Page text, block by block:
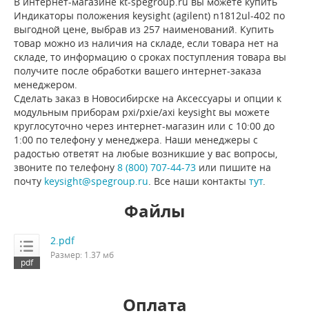
Индикаторы положения keysight (agilent) n1812ul-402 по
выгодной цене, выбрав из 257 наименований. Купить
товар можно из наличия на складе, если товара нет на
складе, то информацию о сроках поступления товара вы
получите после обработки вашего интернет-заказа
менеджером.
Сделать заказ в Новосибирске на Аксессуары и опции к
модульным приборам pxi/pxie/axi keysight вы можете
круглосуточно через интернет-магазин или с 10:00 до
1:00 по телефону у менеджера. Наши менеджеры с
радостью ответят на любые возникшие у вас вопросы,
звоните по телефону 8 (800) 707-44-73 или пишите на
почту keysight@spegroup.ru. Все наши контакты тут.
Файлы
2.pdf
Размер: 1.37 мб
Оплата